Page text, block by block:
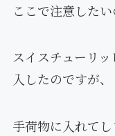
ここで注意したい
スイスチューリ
入したのですが、
手荷物に入れて